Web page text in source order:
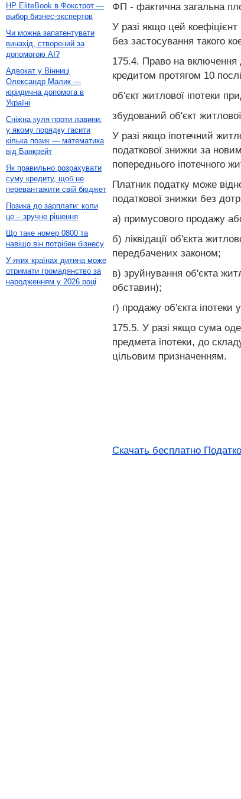
ФП - фактична загальна
У разі якщо цей
без застосування такого
175.4. Право на включення
кредитом протягом 10
об'єкт житлової іпотеки
збудований об'єкт
У разі якщо іпотечний
податкової знижки за
попереднього іпотечного
Платник податку може
податкової знижки без
а) примусового продажу
б) ліквідації об'єкта
передбачених законом;
в) зруйнування об'єкта
обставин);
г) продажу об'єкта іпотеки
175.5. У разі якщо сума
предмета іпотеки, до
цільовим призначенням.
Скачать бесплатно
HP EliteBook в Фокстрот —
выбор бизнес-экспертов
Чи можна запатентувати
винахід, створений за
допомогою AI?
Адвокат у Вінниці
Олександр Малик —
юридична допомога в
Україні
Сніжна куля проти лавини:
у якому порядку гасити
кілька позик — математика
від Банкрейт
Як правильно розрахувати
суму кредиту, щоб не
перевантажити свій бюджет
Позика до зарплати: коли
це – зручне рішення
Що таке номер 0800 та
навіщо він потрібен бізнесу
У яких країнах дитина може
отримати громадянство за
народженням у 2026 році